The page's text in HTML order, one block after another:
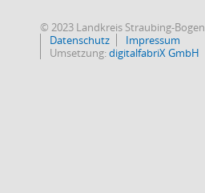
© 2023 Landkreis Straubing-Bogen
Datenschutz
Impressum
Umsetzung:digitalfabriX GmbH